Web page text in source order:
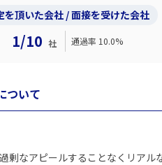
を頂いた会社 / 面接を受けた会社
1/10 社 通過率 10.0%
ついて
剰なアピールすることなくリアル